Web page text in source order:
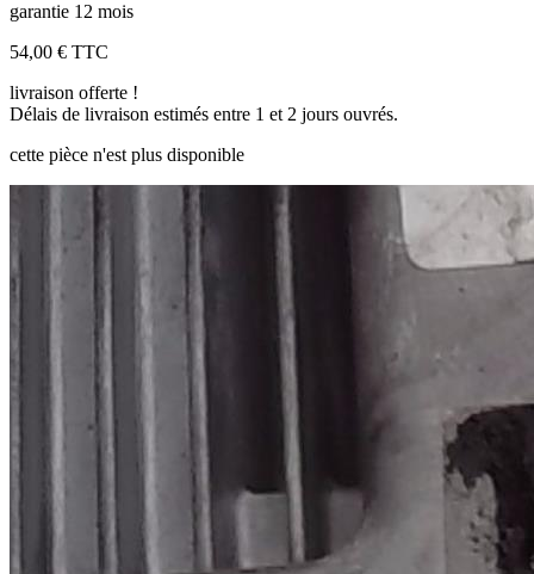
garantie 12 mois
54,00 € TTC
livraison offerte !
Délais de livraison estimés entre 1 et 2 jours ouvrés.
cette pièce n'est plus disponible